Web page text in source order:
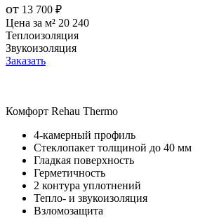
от 13 700 ₽
Цена за м² 20 240
Теплоизоляция
Звукоизоляция
Заказать
Комфорт Rehau Thermo
4-камерный профиль
Стеклопакет толщиной до 40 мм
Гладкая поверхность
Герметичность
2 контура уплотнений
Тепло- и звукоизоляция
Взломозащита